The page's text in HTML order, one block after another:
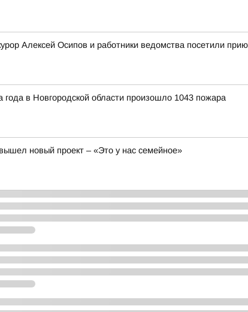
Алексей Осипов и работники ведомства посетили
года в Новгородской области произошло 1043 пожара
новый проект – «Это у нас семейное»